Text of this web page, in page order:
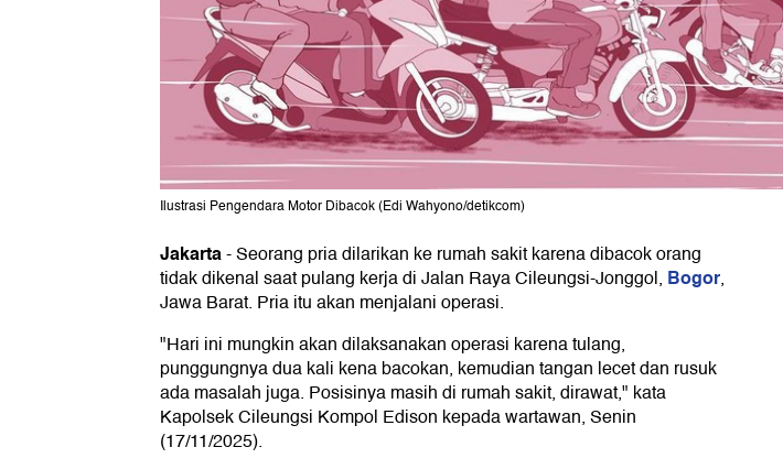
Ilustrasi Pengendara Motor Dibacok (Edi Wahyono/detikcom)
Jakarta-Seorang pria dilarikan ke rumah sakit karena dibacok orang
tidak dikenal saat pulang kerja di Jalan Raya Cileungsi-Jonggol, Bogor,
Jawa Barat. Pria itu akan menjalani operasi.
"Hari ini mungkin akan dilaksanakan operasi karena tulang,
punggungnya dua kali kena bacokan, kemudian tangan lecet dan rusuk
ada masalah juga. Posisinya masih di rumah sakit, dirawat," kata
Kapolsek Cileungsi Kompol Edison kepada wartawan, Senin
(17/11/2025).